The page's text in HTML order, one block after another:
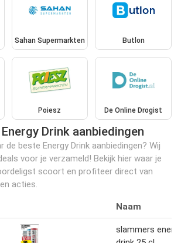
Sahan Supermarkten Butlon
Poiesz De Online Drogist
Drink aanbiedingen
de beste Energy Drink aanbiedingen? Wij
voor je verzameld! Bekijk hier waar je
scoort en profiteer direct van
acties.
Naam
slammers